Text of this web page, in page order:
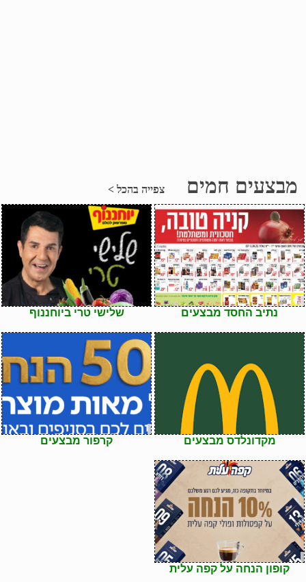
מבצעים חמים צפייה בהכל >
נתיב החסד מבצעים שלישי טרי ביוחננוף
מקדונלדס מבצעים קרפור מבצעים
קופון הנחה על קפה עלית